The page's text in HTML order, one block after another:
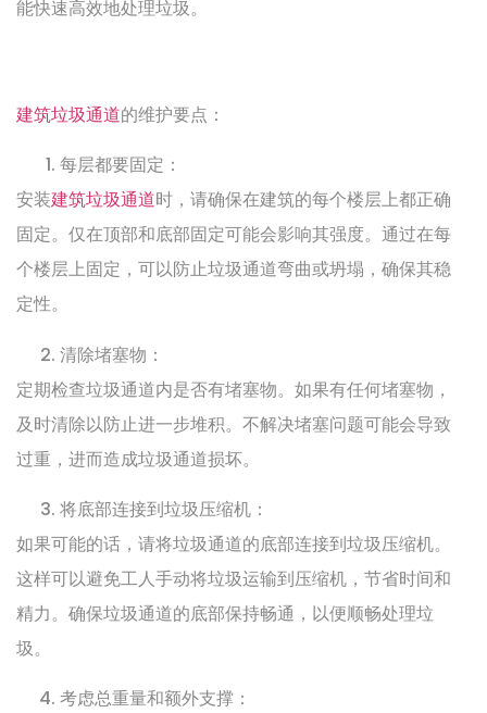
能快速高效地处理垃圾。
建筑垃圾通道的维护要点：
每层都要固定：
安装建筑垃圾通道时，请确保在建筑的每个楼层上都正确
固定。仅在顶部和底部固定可能会影响其强度。通过在每
个楼层上固定，可以防止垃圾通道弯曲或坍塌，确保其稳
定性。
清除堵塞物：
定期检查垃圾通道内是否有堵塞物。如果有任何堵塞物，
及时清除以防止进一步堆积。不解决堵塞问题可能会导致
过重，进而造成垃圾通道损坏。
将底部连接到垃圾压缩机：
如果可能的话，请将垃圾通道的底部连接到垃圾压缩机。
这样可以避免工人手动将垃圾运输到压缩机，节省时间和
精力。确保垃圾通道的底部保持畅通，以便顺畅处理垃
圾。
考虑总重量和额外支撑：